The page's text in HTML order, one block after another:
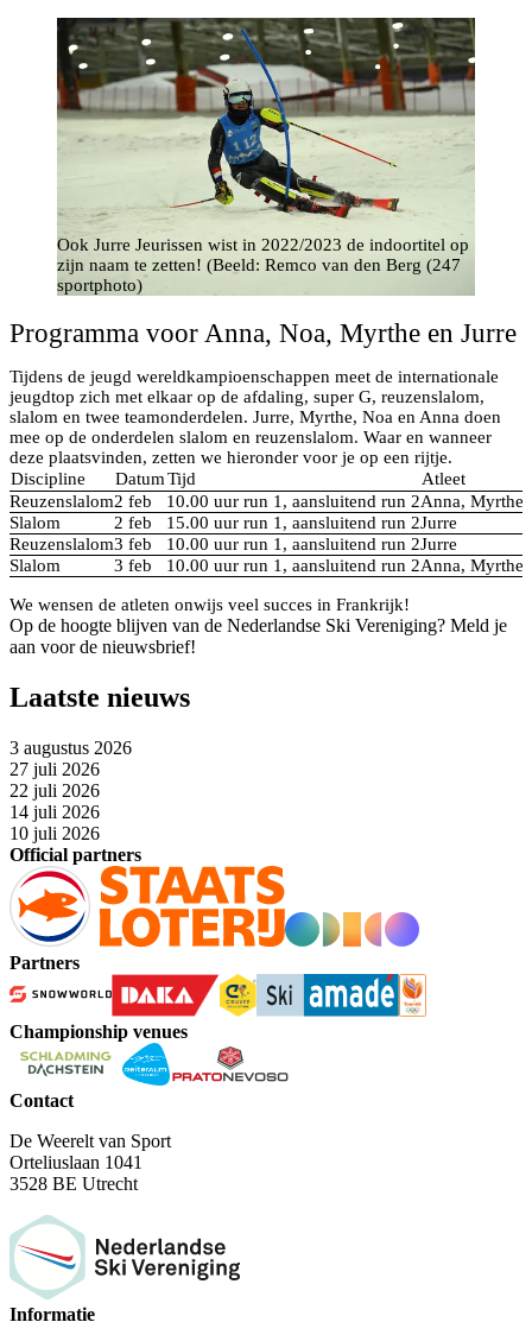
Ook Jurre Jeurissen wist in 2022/2023 de indoortitel op
zijn naam te zetten! (Beeld: Remco van den Berg (247
sportphoto)
Programma voor Anna, Noa, Myrthe en Jurre
Tijdens de jeugd wereldkampioenschappen meet de internationale
jeugdtop zich met elkaar op de afdaling, super G, reuzenslalom,
slalom en twee teamonderdelen. Jurre, Myrthe, Noa en Anna doen
mee op de onderdelen slalom en reuzenslalom. Waar en wanneer
deze plaatsvinden, zetten we hieronder voor je op een rijtje.
Discipline
DatumTijd
Atleet
Reuzenslalom2 feb 10.00 uur run 1, aansluitend run 2Anna, Myrthe
Slalom
2 feb 15.00 uur run 1, aansluitend run 2Jurre
Reuzenslalom3 feb 10.00 uur run 1, aansluitend run 2Jurre
Slalom
3 feb 10.00 uur run 1, aansluitend run 2Anna, Myrthe
We wensen de atleten onwijs veel succes in Frankrijk!
Op de hoogte blijven van de Nederlandse Ski Vereniging? Meld je
aan voor de nieuwsbrief!
Laatste nieuws
3 augustus 2026
27 juli 2026
22 juli 2026
14 juli 2026
10 juli 2026
Official partners
Partners
Championship venues
Contact
De Weerelt van Sport
Orteliuslaan 1041
3528 BE Utrecht
Informatie